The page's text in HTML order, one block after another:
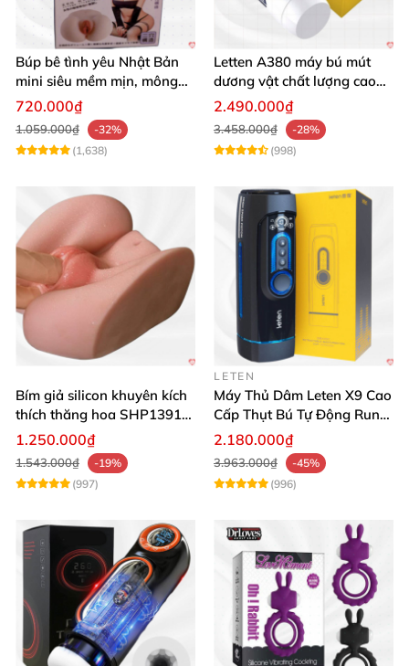
Búp bê tình yêu Nhật Bản
mini siêu mềm mịn, mông
tròn quyến rũ
720.000₫
1.059.000₫
-32%
(1,638)
Letten A380 máy bú mút
dương vật chất lượng cao
giá tốt
2.490.000₫
3.458.000₫
-28%
(998)
Bím giả silicon khuyên kích
thích thăng hoa SHP1391
ShopHanhPhuc
1.250.000₫
1.543.000₫
-19%
(997)
LETEN
Máy Thủ Dâm Leten X9 Cao
Cấp Thụt Bú Tự Động Rung
Rên
2.180.000₫
3.963.000₫
-45%
(996)